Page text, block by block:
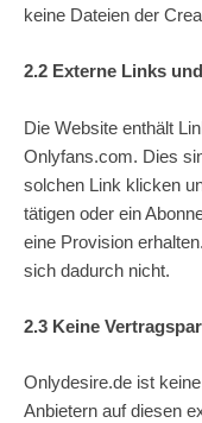
keine Dateien der
2.2 Externe Links
Die Website enthält
Onlyfans.com. Dies
solchen Link klicken
tätigen oder ein
eine Provision
sich dadurch nicht.
2.3 Keine
Onlydesire.de ist
Anbietern auf diesen